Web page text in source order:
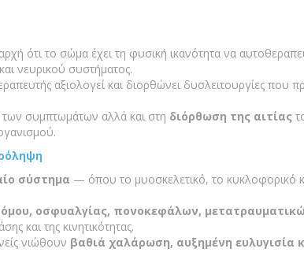
ότι το σώμα έχει τη φυσική ικανότητα να
νευρικού συστήματος.
αξιολογεί και διορθώνει δυσλειτουργίες που
συμπτωμάτων αλλά και στη διόρθωση της αιτίας
σύστημα — όπου το μυοσκελετικό, το κυκλοφορικό
οσφυαλγίας, πονοκεφάλων,
και της κινητικότητας.
νιώθουν βαθιά χαλάρωση, αυξημένη ευλυγισία